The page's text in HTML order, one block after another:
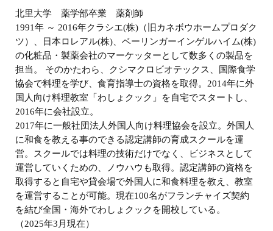
北里大学 薬学部卒業 薬剤師
1991年 ～ 2016年クラシエ(株)（旧カネボウホームプロダク
ツ）、日本ロレアル(株)、ベーリンガーインゲルハイム(株)
の化粧品・製薬会社のマーケッターとして数多くの製品を
担当。 そのかたわら、クシマクロビオテックス、国際食学
協会で料理を学び、食育指導士の資格を取得。2014年に外
国人向け料理教室「わしょクック」を自宅でスタートし、
2016年に会社設立。
2017年に一般社団法人外国人向け料理協会を設立。外国人
に和食を教える事のできる認定講師の育成スクールを運
営。スクールでは料理の技術だけでなく、ビジネスとして
運営していくための、ノウハウも取得。認定講師の資格を
取得すると自宅や貸会場で外国人に和食料理を教え、教室
を運営することが可能。現在100名がフランチャイズ契約
を結び全国・海外でわしょクックを開校している。
（2025年3月現在）